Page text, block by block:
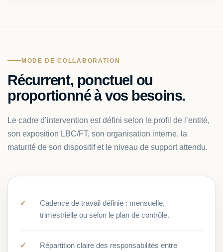
MODE DE COLLABORATION
Récurrent, ponctuel ou
proportionné à vos besoins.
Le cadre d’intervention est défini selon le profil de l’entité,
son exposition LBC/FT, son organisation interne, la
maturité de son dispositif et le niveau de support attendu.
Cadence de travail définie : mensuelle,
trimestrielle ou selon le plan de contrôle.
Répartition claire des responsabilités entre